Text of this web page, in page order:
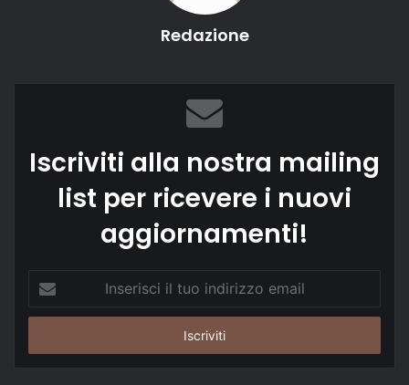
Redazione
Iscriviti alla nostra mailing
list per ricevere i nuovi
aggiornamenti!
tuo
email